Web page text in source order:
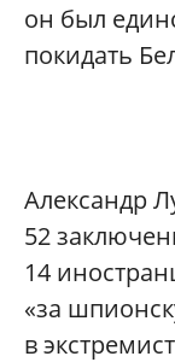
он был
покидать
Александр
52
14
«за
в